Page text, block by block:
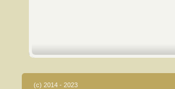
(c) 2014 - 2023